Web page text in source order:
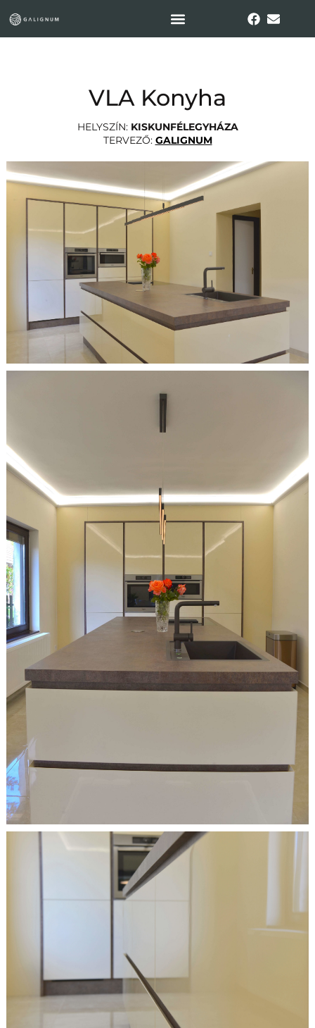
VLA Konyha
HELYSZÍN: KISKUNFÉLEGYHÁZA
TERVEZŐ: GALIGNUM